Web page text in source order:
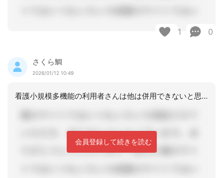
1 0
さくら鯛
2026/01/12 10:49
看護小規模多機能の利用者さんは他は併用できないと思います。その中の訪問のサービス
会員登録して続きを読む